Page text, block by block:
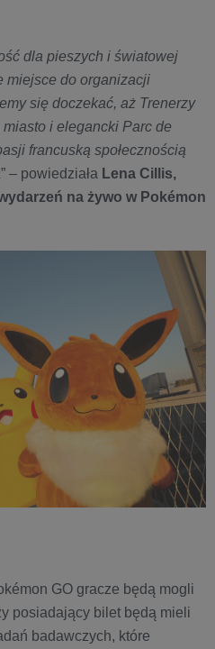
dla pieszych i światowej
miejsce do organizacji
się doczekać, aż Trenerzy
i elegancki Parc de
francuską społecznością
” – powiedziała Lena Cillis,
na żywo w Pokémon
GO gracze będą mogli
posiadający bilet będą mieli
badawczych, które